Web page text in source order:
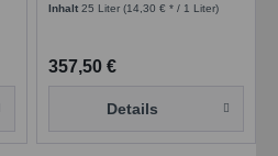
Inhalt25 Liter(14,30 € * / 1 Liter)
357,50 €
Details